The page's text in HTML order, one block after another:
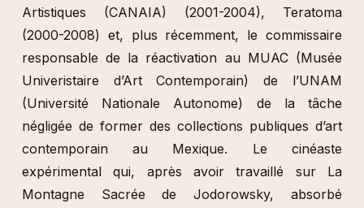
Artistiques (CANAIA) (2001-2004), Teratoma
(2000-2008) et, plus récemment, le commissaire
responsable de la réactivation au MUAC (Musée
Univeristaire d’Art Contemporain) de l’UNAM
(Université Nationale Autonome) de la tâche
négligée de former des collections publiques d’art
contemporain au Mexique. Le cinéaste
expérimental qui, après avoir travaillé sur La
Montagne Sacrée de Jodorowsky, absorbé